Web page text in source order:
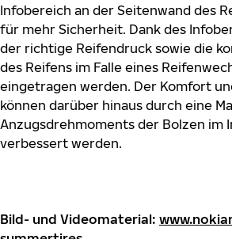
Infobereich an der Seitenwand des
für mehr Sicherheit. Dank des
der richtige Reifendruck sowie die
des Reifens im Falle eines
eingetragen werden. Der Komfort
können darüber hinaus durch eine
Anzugsdrehmoments der Bolzen im
verbessert werden.
Bild- und Videomaterial: